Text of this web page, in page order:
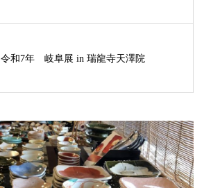
令和7年 岐阜展 in 瑞龍寺天澤院